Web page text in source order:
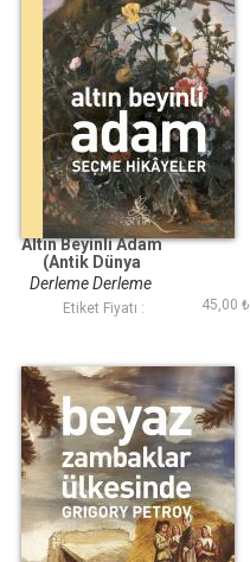
Altın Beyinli Adam
(Antik Dünya
Klasikleri)
Derleme Derleme
Etiket Fiyatı : 45,00 ₺